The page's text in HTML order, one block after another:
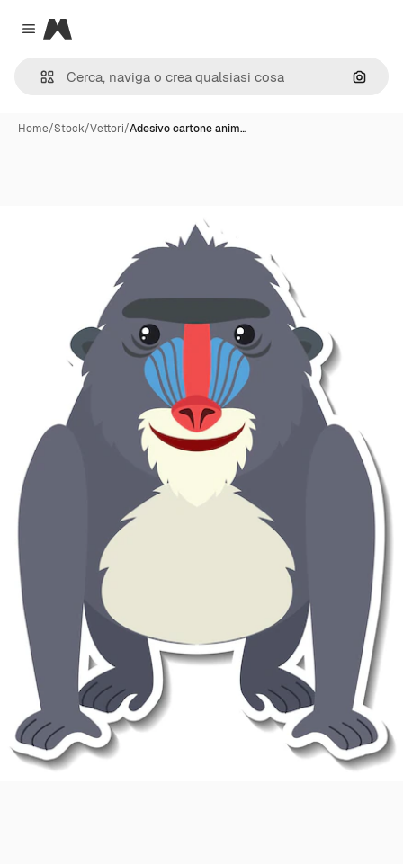
Close menu
Magnific
Cerca
Home/Stock/Vettori/Adesivo cartone anim…